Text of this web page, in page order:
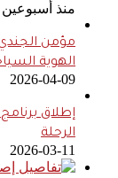
منذ أسبوعين
الهوية
2026-04-09
إطلاق
الرحلة
2026-03-11